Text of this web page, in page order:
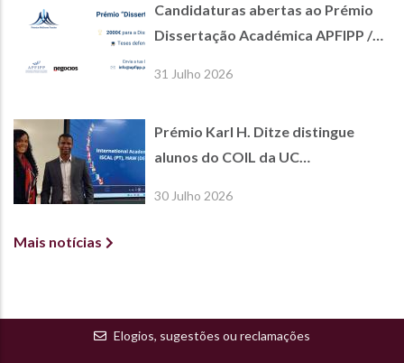
Candidaturas abertas ao Prémio
Dissertação Académica APFIPP /
31 Julho 2026
Prémio Karl H. Ditze distingue
alunos do COIL da UC
30 Julho 2026
Mais notícias
Elogios, sugestões ou reclamações